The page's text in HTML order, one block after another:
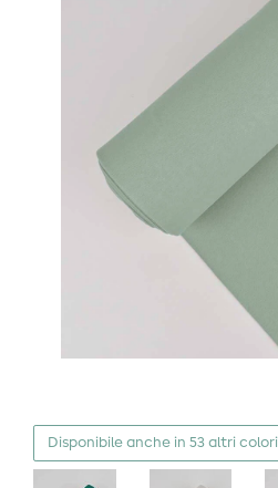
Disponibile anche in 53 altri colori